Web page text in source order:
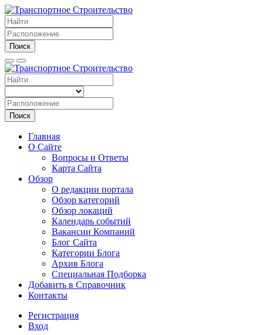
Поиск
Поиск
Главная
О Сайте
Вопросы и Ответы
Карта Сайта
Обзор
О редакции портала
Обзор категорий
Обзор локаций
Календарь событий
Вакансии Компаний
Блог Сайта
Категории Блога
Архив Блога
Специальная Подборка
Добавить в Справочник
Контакты
Регистрация
Вход